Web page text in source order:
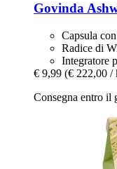
Govinda
Capsula
Radice di
Integratore
€ 9,99 (€ 222,00 /
Consegna entro il